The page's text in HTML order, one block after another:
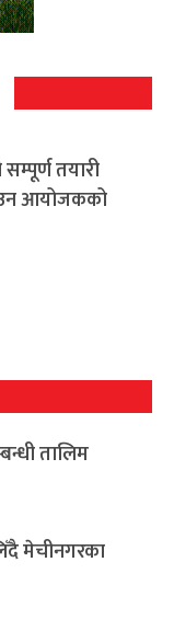
तयारी
आयोजकको
तालिम
मेचीनगरका